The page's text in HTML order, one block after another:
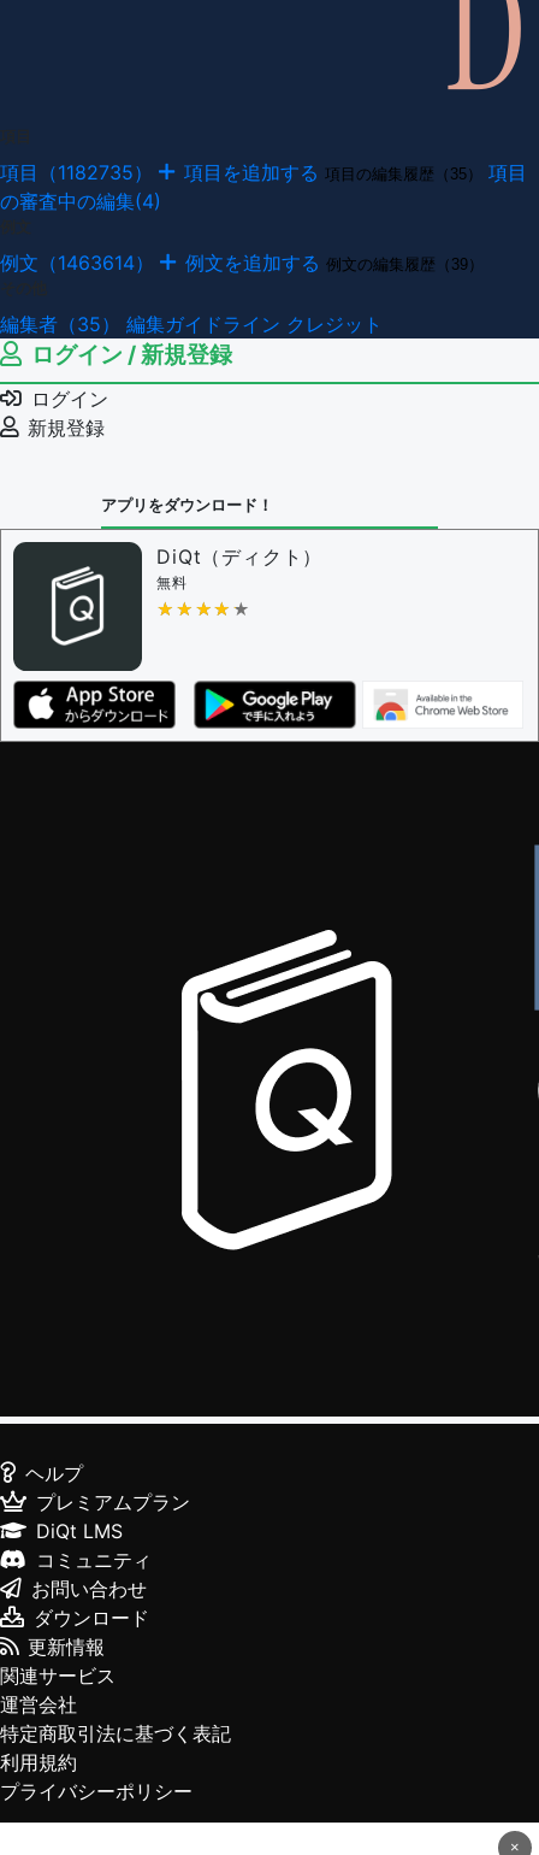
×
項目（1182735） 項目を追加する 項目の編集履歴（35）
項目
の審査中の編集(4)
例文（1463614） 例文を追加する 例文の編集履歴（39）
編集者（35） 編集ガイドライン クレジット
ログイン / 新規登録
ログイン
新規登録
アプリをダウンロード！
DiQt（ディクト）
無料
★★★★★
★★★★★
ヘルプ
プレミアムプラン
DiQt LMS
コミュニティ
お問い合わせ
ダウンロード
更新情報
関連サービス
運営会社
特定商取引法に基づく表記
利用規約
プライバシーポリシー